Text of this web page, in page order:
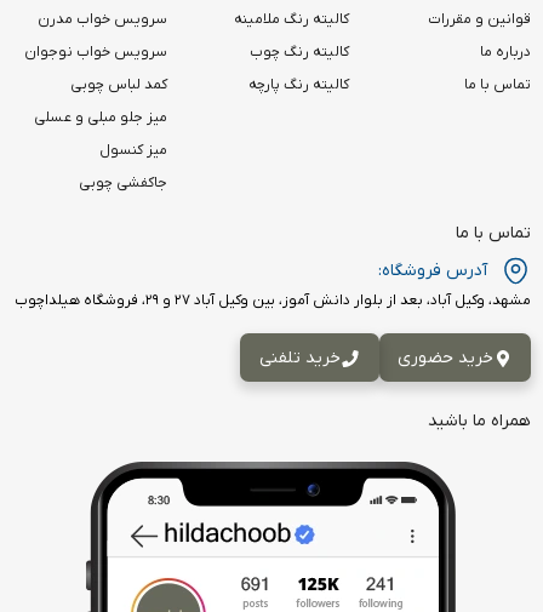
قوانین و مقررات
درباره ما
تماس با ما
کالیته رنگ ملامینه
کالیته رنگ چوب
کالیته رنگ پارچه
سرویس خواب مدرن
سرویس خواب نوجوان
کمد لباس چوبی
میز جلو مبلی و عسلی
میز کنسول
جاکفشی چوبی
تماس با ما
آدرس فروشگاه:
مشهد، وکیل آباد، بعد از بلوار دانش آموز، بین وکیل آباد ۲۷ و ۲۹، فروشگاه هیلداچوب
خرید حضوری خرید تلفنی
همراه ما باشید